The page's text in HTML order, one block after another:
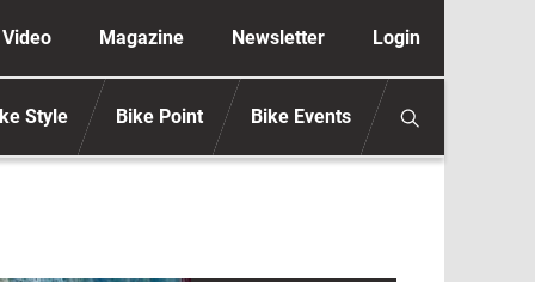
secondaria anonimo
Video Magazine Newsletter Login
Style Bike Point Bike Events